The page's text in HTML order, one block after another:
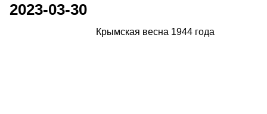
2023-03-30
Крымская весна 1944 года